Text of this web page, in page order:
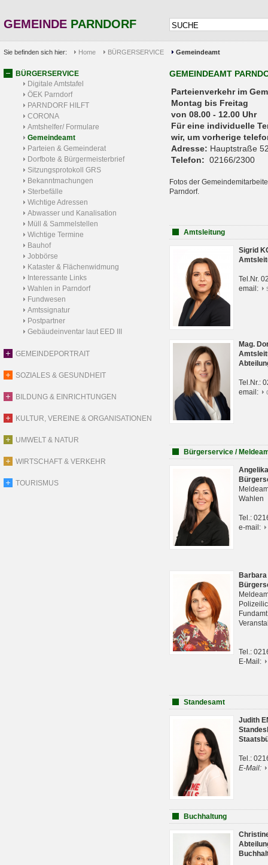
GEMEINDE PARNDORF
Sie befinden sich hier: Home BÜRGERSERVICE Gemeindeamt
BÜRGERSERVICE
Digitale Amtstafel
ÖEK Parndorf
PARNDORF HILFT
CORONA
Amtshelfer/ Formulare
Gemeindeamt
Parteien & Gemeinderat
Dorfbote & Bürgermeisterbrief
Sitzungsprotokoll GRS
Bekanntmachungen
Sterbefälle
Wichtige Adressen
Abwasser und Kanalisation
Müll & Sammelstellen
Wichtige Termine
Bauhof
Jobbörse
Kataster & Flächenwidmung
Interessante Links
Wahlen in Parndorf
Fundwesen
Amtssignatur
Postpartner
Gebäudeinventar laut EED III
GEMEINDEPORTRAIT
SOZIALES & GESUNDHEIT
BILDUNG & EINRICHTUNGEN
KULTUR, VEREINE & ORGANISATIONEN
UMWELT & NATUR
WIRTSCHAFT & VERKEHR
TOURISMUS
GEMEINDEAMT
Parteienverkehr
Montag bis Freitag
von 08.00 - 12.00 Uhr
Für eine individuelle
wir, um vorherige
Adresse: Hauptstraße
Telefon: 02166/2300
Fotos der
Parndorf.
Amtsleitung
Sigrid
Tel.Nr.
email:
Mag.
Tel.Nr.:
email:
Bürgerservice /
Wahlen
Tel.:
e-mail:
Tel.:
E-Mail:
Standesamt
Judith
Tel.:
E-Mail:
Buchhaltung